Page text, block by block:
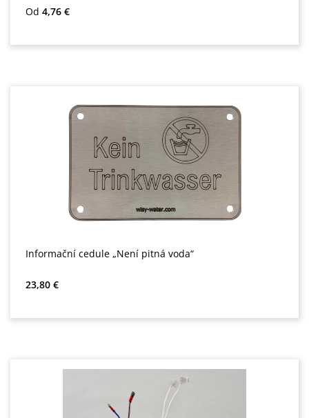
Běžná cena:
Od 4,76 €
Informační cedule „Není pitná voda“
Běžná cena:
23,80 €